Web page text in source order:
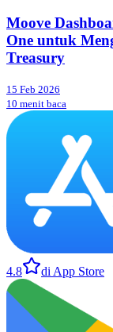
Moove
One untuk
Treasury
15 Feb 2026
10 menit baca
4.8 di App Store